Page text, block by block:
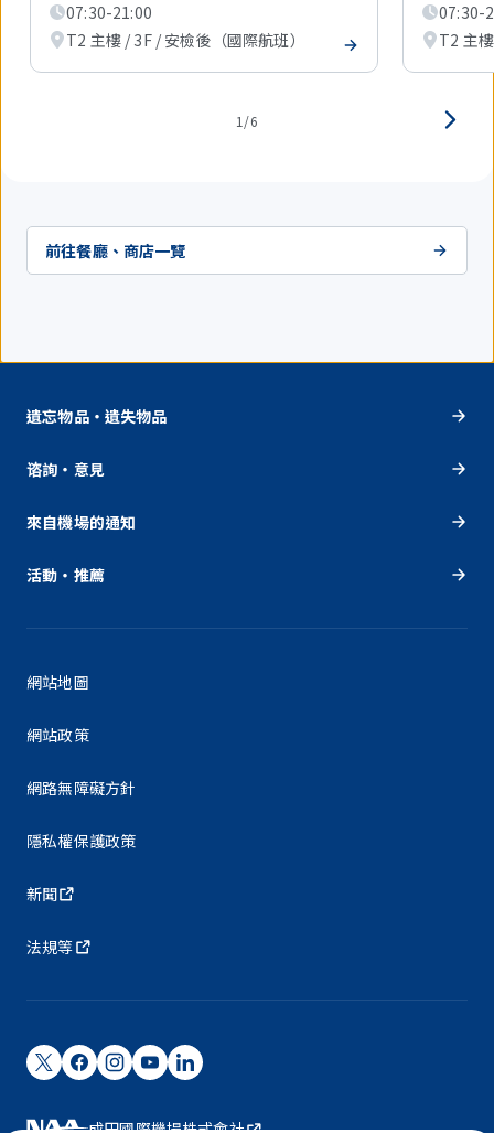
07:30-21:00
T2 主樓 / 3F / 安檢後（國際航班）
07:30-
T2 主
1/6
前往餐廳、商店一覽
遺忘物品・遺失物品
谘詢・意見
來自機場的通知
活動・推薦
網站地圖
網站政策
網路無障礙方針
隱私權保護政策
新聞
法規等
成田國際機場株式會社